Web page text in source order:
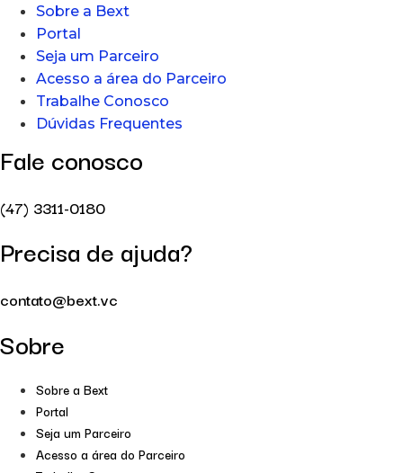
Sobre a Bext
Portal
Seja um Parceiro
Acesso a área do Parceiro
Trabalhe Conosco
Dúvidas Frequentes
Fale conosco
(47) 3311-0180
Precisa de ajuda?
contato@bext.vc
Sobre
Sobre a Bext
Portal
Seja um Parceiro
Acesso a área do Parceiro